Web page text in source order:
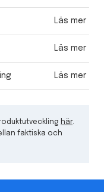
Läs mer
Läs mer
Läs mer
här.
faktiska och